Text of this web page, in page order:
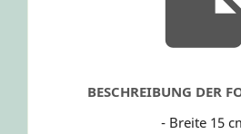
BESCHREIBUNG DER
- Breite 15